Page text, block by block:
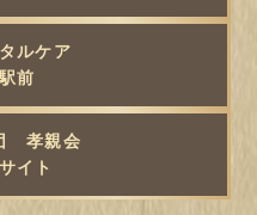
ルケア
前
孝親会
イト